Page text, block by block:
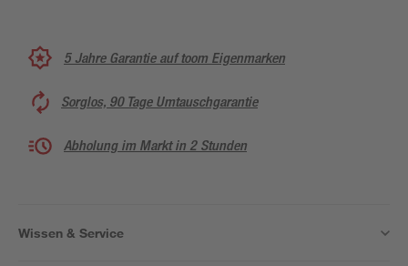
5 Jahre Garantie auf toom Eigenmarken
Sorglos, 90 Tage Umtauschgarantie
Abholung im Markt in 2 Stunden
Wissen & Service